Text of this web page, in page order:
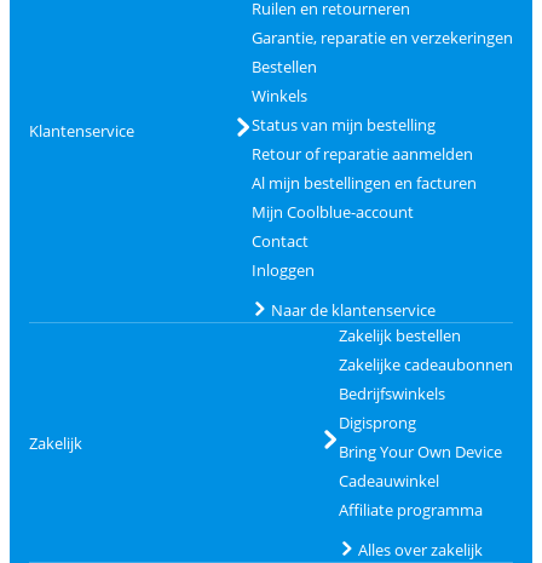
Klantenservice
Ruilen en retourneren
Garantie, reparatie en verzekeringen
Bestellen
Winkels
Status van mijn bestelling
Retour of reparatie aanmelden
Al mijn bestellingen en facturen
Mijn Coolblue-account
Contact
Inloggen
Naar de klantenservice
Zakelijk
Zakelijk bestellen
Zakelijke cadeaubonnen
Bedrijfswinkels
Digisprong
Bring Your Own Device
Cadeauwinkel
Affiliate programma
Alles over zakelijk